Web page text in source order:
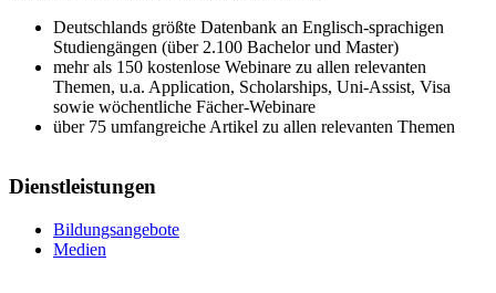
Deutschlands größte Datenbank an Englisch-sprachigen
Studiengängen (über 2.100 Bachelor und Master)
mehr als 150 kostenlose Webinare zu allen relevanten
Themen, u.a. Application, Scholarships, Uni-Assist, Visa
sowie wöchentliche Fächer-Webinare
über 75 umfangreiche Artikel zu allen relevanten Themen
Dienstleistungen
Bildungsangebote
Medien